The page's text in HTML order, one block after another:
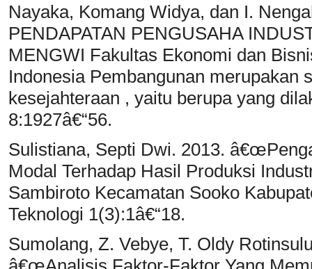
Nayaka, Komang Widya, dan I.
PENDAPATAN PENGUSAHA
MENGWI Fakultas Ekonomi dan
Indonesia Pembangunan merupakan
kesejahteraan , yaitu berupa yang
8:1927â€“56.
Sulistiana, Septi Dwi. 2013.
Modal Terhadap Hasil Produksi
Sambiroto Kecamatan Sooko
Teknologi 1(3):1â€“18.
Sumolang, Z. Vebye, T. Oldy